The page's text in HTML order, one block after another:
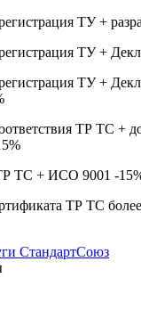
ТУ +
ТУ +
ТУ +
ТР ТС +
ТС + ИСО 9001 -
ТР ТС
СтандартСоюз